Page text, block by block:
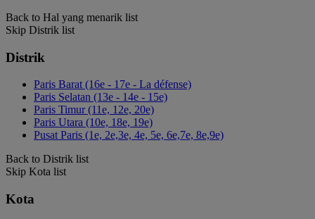
Back to Hal yang menarik list
Skip Distrik list
Distrik
Paris Barat (16e - 17e - La défense)
Paris Selatan (13e - 14e - 15e)
Paris Timur (11e, 12e, 20e)
Paris Utara (10e, 18e, 19e)
Pusat Paris (1e, 2e,3e, 4e, 5e, 6e,7e, 8e,9e)
Back to Distrik list
Skip Kota list
Kota